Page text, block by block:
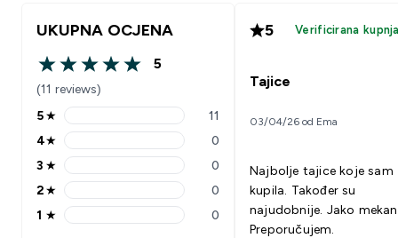
UKUPNA OCJENA
5 out of 5 stars
5
(11 reviews)
5 stars rating 11 reviews
5★ 11
4 stars rating 0 reviews
4★ 0
3 stars rating 0 reviews
3 ★ 0
2 stars rating 0 reviews
2★ 0
1 stars rating 0 reviews
1 ★ 0
5 Verificirana
Tajice
03/04/26 od Ema
Najbolje tajice koje sam
kupila. Također su
najudobnije. Jako
Preporučujem.